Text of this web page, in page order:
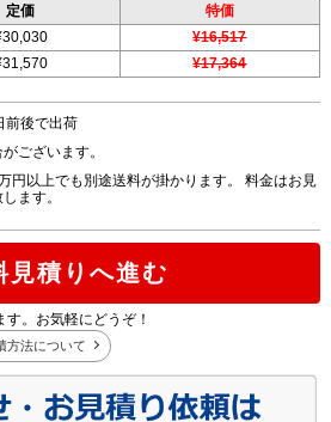
定価
特価
¥16,517
¥17,364
前後で出荷
ございます。
円以上でも別途送料が掛かります。 料金はお見
ます。
見積りへ進む
。お気軽にどうぞ！
方法について